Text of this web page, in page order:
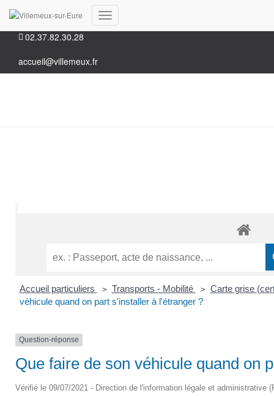
35, Grande rue 28210 Villemeux-sur-Eure
02.37.82.30.28
accueil@villemeux.fr
Déplier
Accueil particuliers > Transports - Mobilité > Carte grise
véhicule quand on part s'installer à l'étranger ?
Question-réponse
Que faire de son véhicule quand on
Vérifié le 09/07/2021 - Direction de l'information légale et administrative